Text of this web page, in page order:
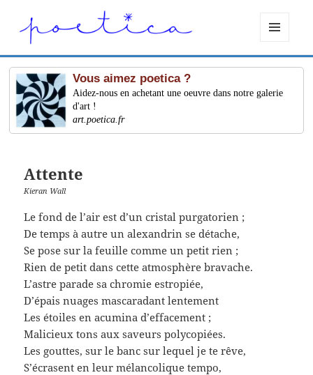
ET
WIDGETS
Vous aimez poetica ?
Aidez-nous en achetant une oeuvre dans notre galerie
d'art !
art.poetica.fr
Attente
Kieran Wall
Le fond de l’air est d’un cristal purgatorien ;
De temps à autre un alexandrin se détache,
Se pose sur la feuille comme un petit rien ;
Rien de petit dans cette atmosphère bravache.
L’astre parade sa chromie estropiée,
D’épais nuages mascaradant lentement
Les étoiles en acumina d’effacement ;
Malicieux tons aux saveurs polycopiées.
Les gouttes, sur le banc sur lequel je te rêve,
S’écrasent en leur mélancolique tempo,